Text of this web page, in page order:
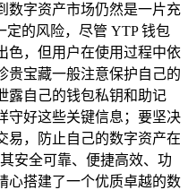
数字资产市场仍然是一片充
定的风险，尽管 YTP 钱包
色，但用户在使用过程中依
贵宝藏一般注意保护自己的
露自己的钱包私钥和助记
守好这些关键信息；要坚决
易，防止自己的数字资产在
安全可靠、便捷高效、功
心搭建了一个优质卓越的数